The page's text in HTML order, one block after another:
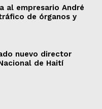
al empresario André
de órganos y
nuevo director
de Haití